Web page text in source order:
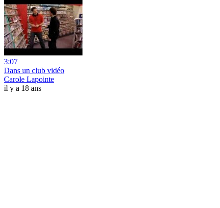
3:07
Dans un club vidéo
Carole Lapointe
il y a 18 ans